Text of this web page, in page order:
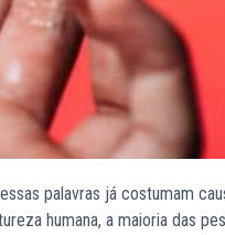
palavras já costumam
humana, a maioria das